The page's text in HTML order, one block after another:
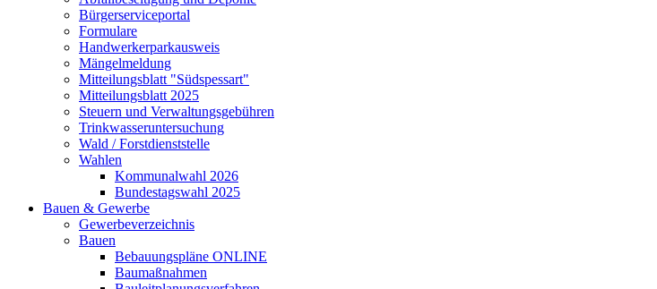
Bürgerserviceportal
Formulare
Handwerkerparkausweis
Mängelmeldung
Mitteilungsblatt "Südspessart"
Mitteilungsblatt 2025
Steuern und Verwaltungsgebühren
Trinkwasseruntersuchung
Wald / Forstdienststelle
Wahlen
Kommunalwahl 2026
Bundestagswahl 2025
Bauen & Gewerbe
Gewerbeverzeichnis
Bauen
Bebauungspläne ONLINE
Baumaßnahmen